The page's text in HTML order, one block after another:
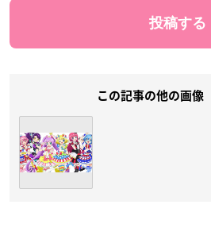
この記事の他の画像